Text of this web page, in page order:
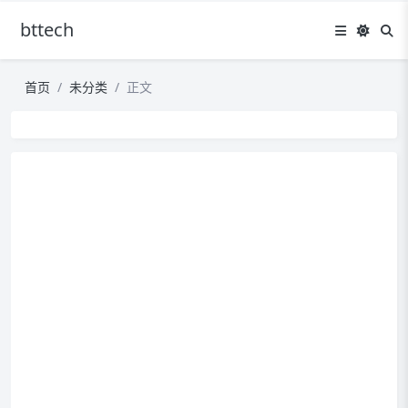
bttech
首页 未分类 正文